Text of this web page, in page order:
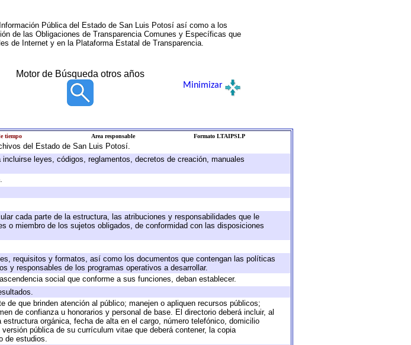
Pública del Estado de San Luis Potosí así como a los
de las Obligaciones de Transparencia Comunes y Específicas que
de Internet y en la Plataforma Estatal de Transparencia.
Motor de Búsqueda otros años
Minimizar
tiempo Area responsable Formato LTAIPSLP
del Estado de San Luis Potosí.
leyes, códigos, reglamentos, decretos de creación, manuales
cada parte de la estructura, las atribuciones y responsabilidades que le
o miembro de los sujetos obligados, de conformidad con las disposiciones
requisitos y formatos, así como los documentos que contengan las políticas
y responsables de los programas operativos a desarrollar.
social que conforme a sus funciones, deban establecer.
que brinden atención al público; manejen o apliquen recursos públicos;
de confianza u honorarios y personal de base. El directorio deberá incluir, al
orgánica, fecha de alta en el cargo, número telefónico, domicilio
pública de su currículum vitae que deberá contener, la copia
de estudios.